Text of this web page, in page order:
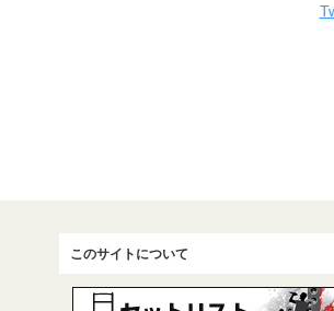
このサイトについて